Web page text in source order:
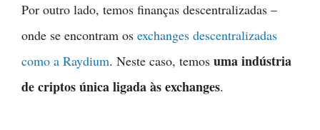
Por outro lado, temos finanças descentralizadas –
onde se encontram os exchanges descentralizadas
como a Raydium. Neste caso, temos uma indústria
de criptos única ligada às exchanges.